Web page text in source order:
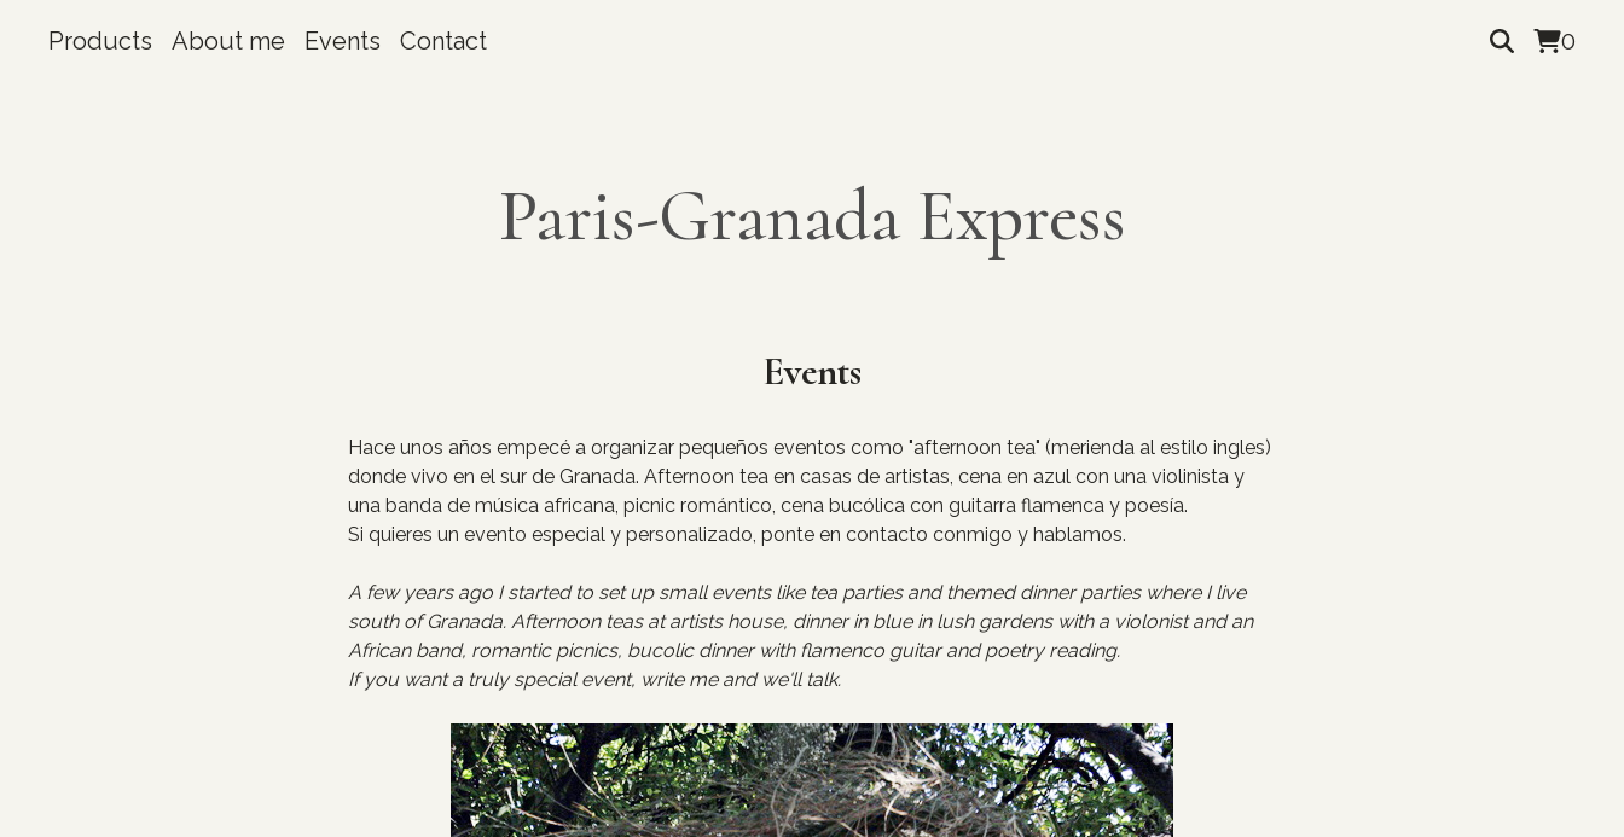
Products About me Events Contact 0
Paris-Granada Express
Events
Hace unos años empecé a organizar pequeños eventos como "afternoon tea" (merienda al estilo ingles)
donde vivo en el sur de Granada. Afternoon tea en casas de artistas, cena en azul con una violinista y
una banda de música africana, picnic romántico, cena bucólica con guitarra flamenca y poesía.
Si quieres un evento especial y personalizado, ponte en contacto conmigo y hablamos.
A few years ago I started to set up small events like tea parties and themed dinner parties where I live
south of Granada. Afternoon teas at artists house, dinner in blue in lush gardens with a violonist and an
African band, romantic picnics, bucolic dinner with flamenco guitar and poetry reading.
If you want a truly special event, write me and we'll talk.